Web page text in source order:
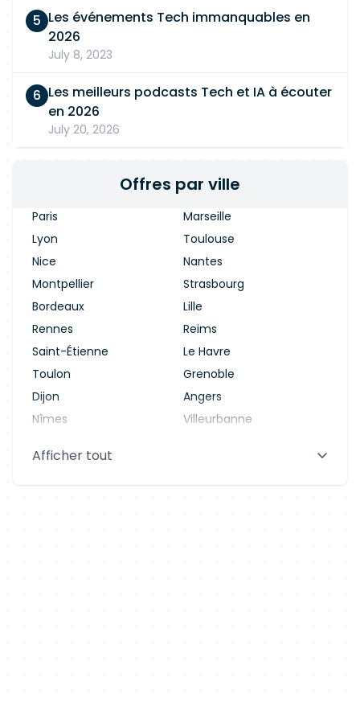
Les événements Tech immanquables en
2026
July 8, 2023
Les meilleurs podcasts Tech et IA à écouter
en 2026
July 20, 2026
Offres par ville
Paris
Marseille
Lyon
Toulouse
Nice
Nantes
Montpellier
Strasbourg
Bordeaux
Lille
Rennes
Reims
Saint-Étienne
Le Havre
Toulon
Grenoble
Dijon
Angers
Nîmes
Villeurbanne
Aix-en-Provence
Afficher tout